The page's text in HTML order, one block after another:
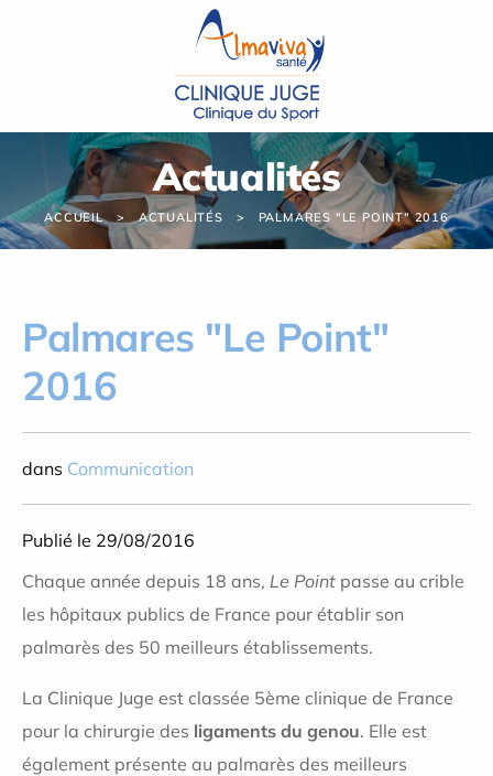
Actualités
ACCUEIL ACTUALITÉS PALMARES "LE POINT" 2016
Palmares "Le Point"
2016
dans Communication
Publié le 29/08/2016
Chaque année depuis 18 ans, Le Point passe au crible
les hôpitaux publics de France pour établir son
palmarès des 50 meilleurs établissements.
La Clinique Juge est classée 5ème clinique de France
pour la chirurgie des ligaments du genou. Elle est
également présente au palmarès des meilleurs
Panneau de gestion des cookies